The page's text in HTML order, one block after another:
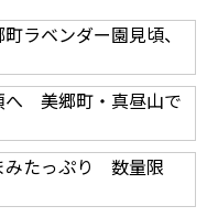
ラベンダー園見頃、
へ 美郷町・真昼山で
みたっぷり 数量限